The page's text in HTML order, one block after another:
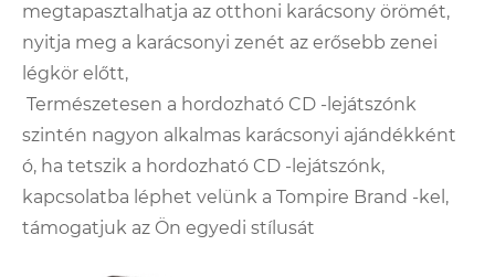
megtapasztalhatja az otthoni karácsony örömét,
nyitja meg a karácsonyi zenét az erősebb zenei
légkör előtt,
Természetesen a hordozható CD -lejátszónk
szintén nagyon alkalmas karácsonyi ajándékként
ó, ha tetszik a hordozható CD -lejátszónk,
kapcsolatba léphet velünk a Tompire Brand -kel,
támogatjuk az Ön egyedi stílusát